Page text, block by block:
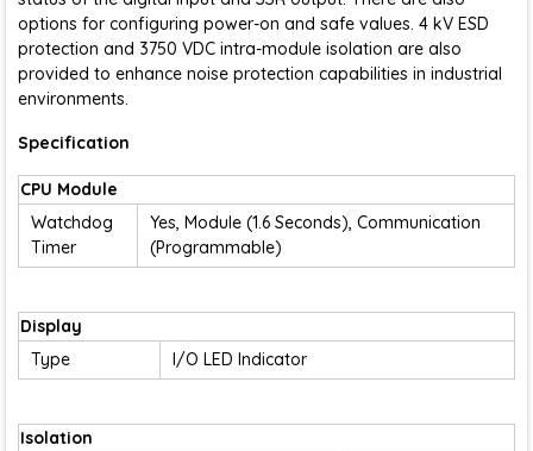
options for configuring power-on and safe values. 4 kV ESD
protection and 3750 VDC intra-module isolation are also
provided to enhance noise protection capabilities in industrial
environments.
Specification
CPU Module
Watchdog
Timer
Yes, Module (1.6 Seconds), Communication
(Programmable)
Display
Type
I/O LED Indicator
Isolation